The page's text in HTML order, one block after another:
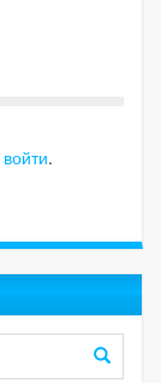
войти.